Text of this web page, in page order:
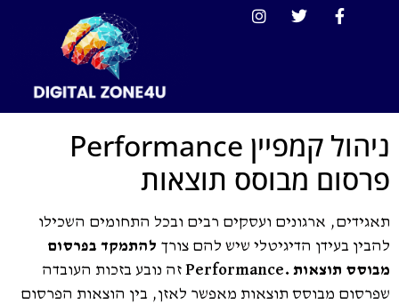
ניהול קמפיין Performance
פרסום מבוסס תוצאות
תאגידים, ארגונים ועסקים רבים ובכל התחומים השכילו
להבין בעידן הדיגיטלי שיש להם צורך להתמקד בפרסום
מבוסס תוצאות .Performance
זה נובע בזכות העובדה
שפרסום מבוסס תוצאות מאפשר לאזן, בין הוצאות הפרסום